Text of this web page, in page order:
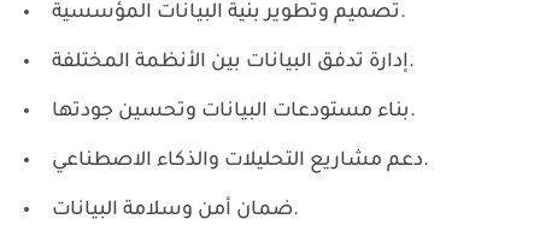
تصميم وتطوير بنية البيانات المؤسسية.
إدارة تدفق البيانات بين الأنظمة المختلفة.
بناء مستودعات البيانات وتحسين جودتها.
دعم مشاريع التحليلات والذكاء الاصطناعي.
ضمان أمن وسلامة البيانات.